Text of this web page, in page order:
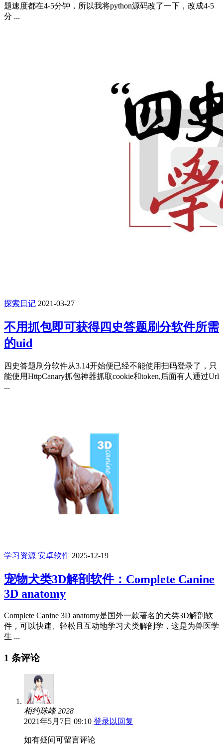
题速度都在4-5分钟，所以我将python源码改了一下，改成4-5
分 ...
探索日记 2021-03-27
不用抓包即可获得四史答题刷分软件所需
的uid
四史答题刷分软件从3.14开始便已经不能使用扫码登录了，只
能使用HttpCanary抓包神器抓取cookie和token,后面有人通过Url
...
学习资源 安卓软件 2025-12-19
宠物犬类3D解剖软件：Complete Canine
3D anatomy
Complete Canine 3D anatomy是国外一款著名的犬类3D解剖软
件，可以快速、轻松且互动地学习犬类解剖学，这是为兽医学
生 ...
1 条评论
相约珠峰 2028
2021年5月7日 09:10 登录以回复
如有疑问可留言评论